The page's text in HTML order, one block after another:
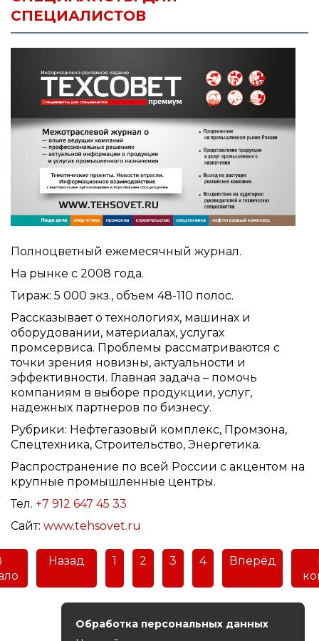
СПЕЦИАЛИСТОВ
Полноцветный ежемесячный журнал.
На рынке с 2008 года.
Тираж: 5 000 экз., объем 48-110 полос.
Рассказывает о технологиях, машинах и
оборудовании, материалах, услугах
промсервиса. Проблемы рассматриваются с
точки зрения новизны, актуальности и
эффективности. Главная задача – помочь
компаниям в выборе продукции, услуг,
надежных партнеров по бизнесу.
Рубрики: Нефтегазовый комплекс, Промзона,
Спецтехника, Строительство, Энергетика.
Распространение по всей России с акцентом на
крупные промышленные центры.
Тел. +7 912 647 45 33
Сайт: www.tehsovet.ru
Назад 1 2 3 4 Вперёд
Обработка персональных данных